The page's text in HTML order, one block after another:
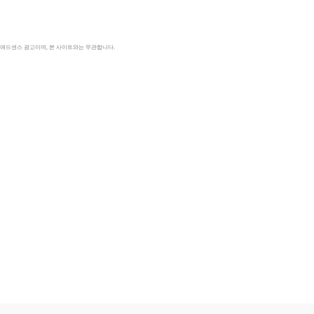
드센스 광고이며, 본 사이트와는 무관합니다.